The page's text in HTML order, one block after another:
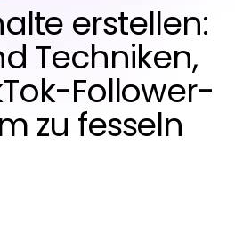
erstellen:
Techniken,
Follower-
zu fesseln